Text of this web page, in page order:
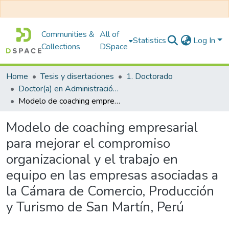
Communities &
Collections
All of
DSpace
Statistics Log In
Home Tesis y disertaciones
1. Doctorado
Doctor(a) en Administración de Negocios
Modelo de coaching empresarial para mejorar el compromiso organizacional y el trabajo en equipo en las empresas asociadas a la Cámara de Comercio, Producción y Turismo de San Martín, Perú
Modelo de coaching empresarial
para mejorar el compromiso
organizacional y el trabajo en
equipo en las empresas asociadas a
la Cámara de Comercio, Producción
y Turismo de San Martín, Perú